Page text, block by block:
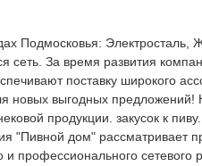
Подмосковья: Электросталь,
За время развития
поставку широкого
новых выгодных предложений!
продукции. закусок к
"Пивной дом" рассматривает
профессионального сетевого